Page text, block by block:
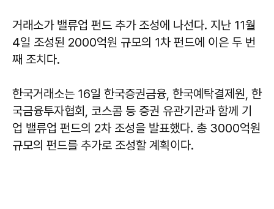
거래소가 밸류업 펀드 추가 조성에 나선다. 지난 11월
4일 조성된 2000억원 규모의 1차 펀드에 이은 두 번
째 조치다.
한국거래소는 16일 한국증권금융, 한국예탁결제원, 한
국금융투자협회, 코스콤 등 증권 유관기관과 함께 기
업 밸류업 펀드의 2차 조성을 발표했다. 총 3000억원
규모의 펀드를 추가로 조성할 계획이다.